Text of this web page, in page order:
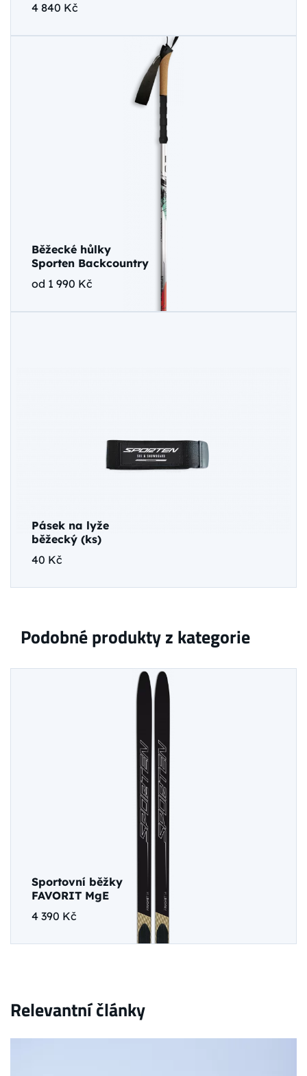
4 840 Kč
Běžecké hůlky
Sporten Backcountry
od 1 990 Kč
Pásek na lyže
běžecký (ks)
40 Kč
Podobné produkty z kategorie
Sportovní běžky
FAVORIT MgE
4 390 Kč
Relevantní články